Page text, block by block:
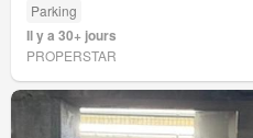
Parking
Il y a 30+ jours
PROPERSTAR